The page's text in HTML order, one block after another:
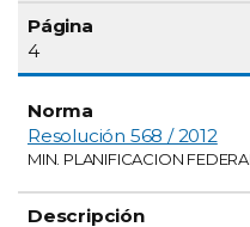
4
Resolución 568 / 2012
MIN. PLANIFICACION